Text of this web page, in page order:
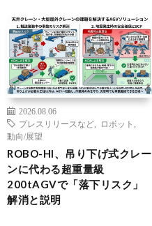
2026.08.06
プレスリリースなど
ロボット
動向/展望
ROBO-HI、吊り下げ式クレー
ンに代わる超重量級
200tAGVで「落下リスク」
解消と説明